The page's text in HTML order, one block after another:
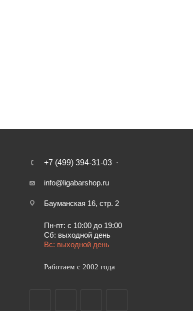
+7 (499) 394-31-03
info@ligabarshop.ru
Бауманская 16, стр. 2
Пн-пт: с 10:00 до 19:00
Сб: выходной день
Вс: выходной день
Работаем с 2002 года